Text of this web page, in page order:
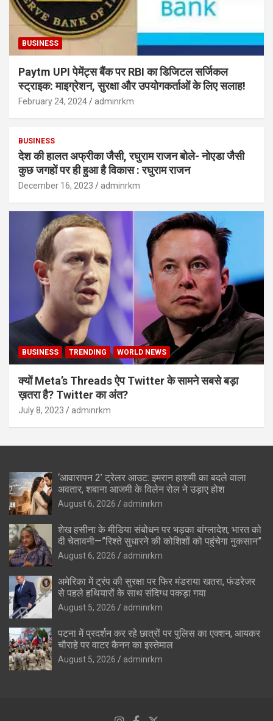
BUSINESS
Paytm UPI पेमेंट्स बैंक पर RBI का डिजिटल सर्जिकल
स्ट्राइक: माइग्रेशन, सुरक्षा और उपयोगकर्ताओं के लिए सलाह!
February 24, 2024 adminrkm
BUSINESS
देश की हालत अफ्रीका जैसी, रघुराम राजन बोले- नोएडा जैसी
कुछ जगहों पर ही हुआ है विकास : रघुराम राजन
December 16, 2023 adminrkm
BUSINESS TRENDING WORLD NEWS
क्यों Meta’s Threads ऐप Twitter के सामने सबसे बड़ा
ख़तरा है? Twitter का अंत?
July 8, 2023 adminrkm
‘आवारापन 2’ ट्रेलर आउट: इमरान हाशमी का बदले वाला
अवतार, शबाना आजमी के विलेन रोल ने उड़ाए होश
August 6, 2026 adminrkm
शेख हसीना के मीडिया संबोधन पर भड़का बांग्लादेश, भारत को
दी चेतावनी—”रिश्ते सुधारने की कोशिशों को पहुंचेगा नुकसान”
August 6, 2026 adminrkm
अमेरिका में ट्रंप की सुरक्षा पर फिर मंडराया खतरा, फंडरेजर
से पहले हथियारों के साथ संदिग्ध पकड़ा गया
August 5, 2026 adminrkm
पटना में प्रदर्शन कर रहे छात्रों पर पुलिस का एक्शन, आयकर
चौराहे पर वाटर कैनन का इस्तेमाल
August 5, 2026 adminrkm